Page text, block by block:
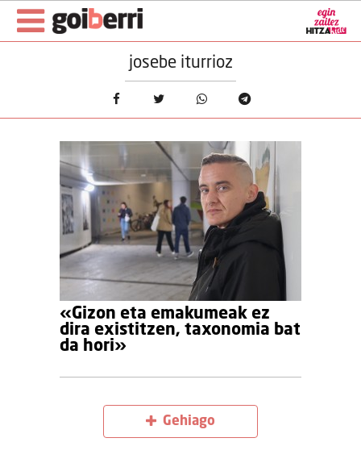
josebe iturrioz
«Gizon eta emakumeak ez
dira existitzen, taxonomia bat
da hori»
Gehiago